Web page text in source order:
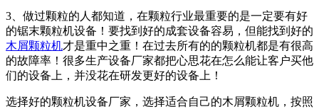
3、做过颗粒的人都知道，在颗粒行业最重要的是一定要有好
的锯末颗粒机设备！要找到好的成套设备容易，但能找到好的
木屑颗粒机才是重中之重！在过去所有的的颗粒机都是有很高
的故障率！很多生产设备厂家都把心思花在怎么能让客户买他
们的设备上，并没花在研发更好的设备上！
选择好的颗粒机设备厂家，选择适合自己的木屑颗粒机，按照